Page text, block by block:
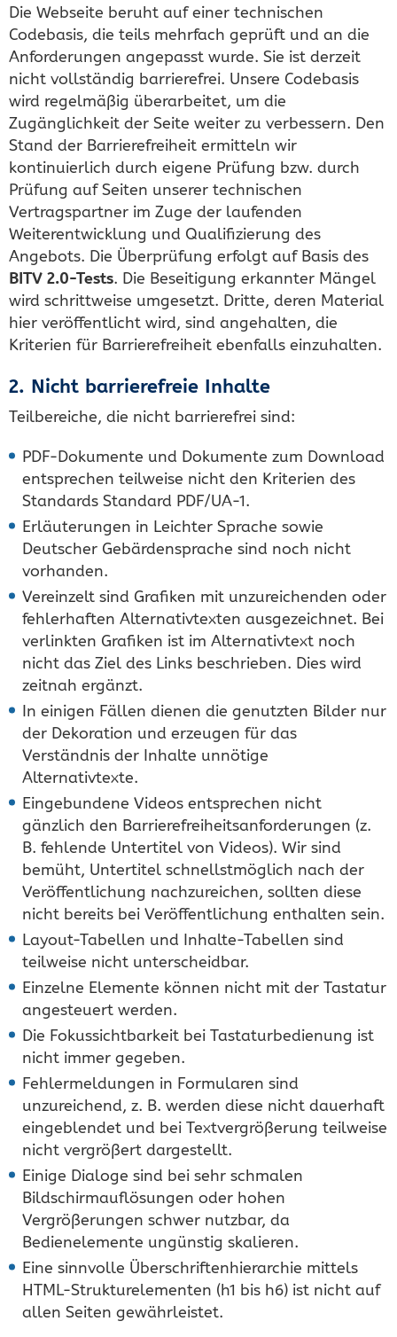
Die Webseite beruht auf einer technischen
Codebasis, die teils mehrfach geprüft und an die
Anforderungen angepasst wurde. Sie ist derzeit
nicht vollständig barrierefrei. Unsere Codebasis
wird regelmäßig überarbeitet, um die
Zugänglichkeit der Seite weiter zu verbessern. Den
Stand der Barrierefreiheit ermitteln wir
kontinuierlich durch eigene Prüfung bzw. durch
Prüfung auf Seiten unserer technischen
Vertragspartner im Zuge der laufenden
Weiterentwicklung und Qualifizierung des
Angebots. Die Überprüfung erfolgt auf Basis des
BITV 2.0-Tests. Die Beseitigung erkannter Mängel
wird schrittweise umgesetzt. Dritte, deren Material
hier veröffentlicht wird, sind angehalten, die
Kriterien für Barrierefreiheit ebenfalls einzuhalten.
2. Nicht barrierefreie Inhalte
Teilbereiche, die nicht barrierefrei sind:
PDF-Dokumente und Dokumente zum Download
entsprechen teilweise nicht den Kriterien des
Standards Standard PDF/UA-1.
Erläuterungen in Leichter Sprache sowie
Deutscher Gebärdensprache sind noch nicht
vorhanden.
Vereinzelt sind Grafiken mit unzureichenden oder
fehlerhaften Alternativtexten ausgezeichnet. Bei
verlinkten Grafiken ist im Alternativtext noch
nicht das Ziel des Links beschrieben. Dies wird
zeitnah ergänzt.
In einigen Fällen dienen die genutzten Bilder nur
der Dekoration und erzeugen für das
Verständnis der Inhalte unnötige
Alternativtexte.
Eingebundene Videos entsprechen nicht
gänzlich den Barrierefreiheitsanforderungen (z.
B. fehlende Untertitel von Videos). Wir sind
bemüht, Untertitel schnellstmöglich nach der
Veröffentlichung nachzureichen, sollten diese
nicht bereits bei Veröffentlichung enthalten sein.
Layout-Tabellen und Inhalte-Tabellen sind
teilweise nicht unterscheidbar.
Einzelne Elemente können nicht mit der Tastatur
angesteuert werden.
Die Fokussichtbarkeit bei Tastaturbedienung ist
nicht immer gegeben.
Fehlermeldungen in Formularen sind
unzureichend, z. B. werden diese nicht dauerhaft
eingeblendet und bei Textvergrößerung teilweise
nicht vergrößert dargestellt.
Einige Dialoge sind bei sehr schmalen
Bildschirmauflösungen oder hohen
Vergrößerungen schwer nutzbar, da
Bedienelemente ungünstig skalieren.
Eine sinnvolle Überschriftenhierarchie mittels
HTML-Strukturelementen (h1 bis h6) ist nicht auf
allen Seiten gewährleistet.